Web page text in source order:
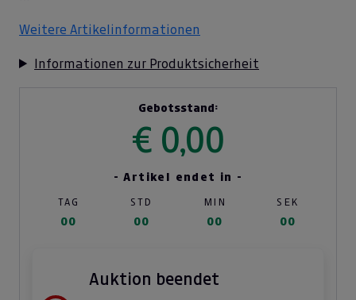
Weitere Artikelinformationen
Informationen zur Produktsicherheit
Gebotsstand:
€ 0,00
- Artikel endet in -
TAG STD MIN SEK
00 00 00 00
Auktion beendet